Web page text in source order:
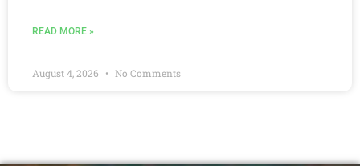
READ MORE »
August 4, 2026 No Comments